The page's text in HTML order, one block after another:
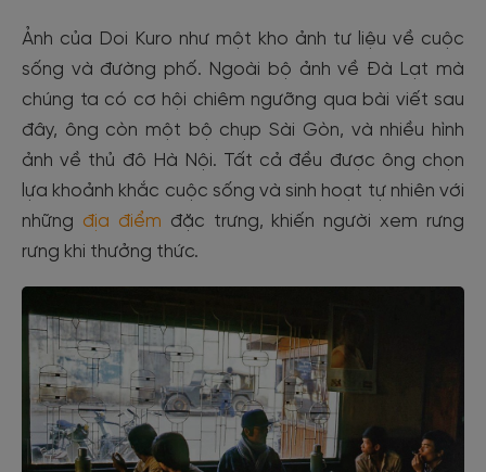
Ảnh của Doi Kuro như một kho ảnh tư liệu về cuộc
sống và đường phố. Ngoài bộ ảnh về Đà Lạt mà
chúng ta có cơ hội chiêm ngưỡng qua bài viết sau
đây, ông còn một bộ chụp Sài Gòn, và nhiều hình
ảnh về thủ đô Hà Nội. Tất cả đều được ông chọn
lựa khoảnh khắc cuộc sống và sinh hoạt tự nhiên với
những địa điểm đặc trưng, khiến người xem rưng
rưng khi thưởng thức.